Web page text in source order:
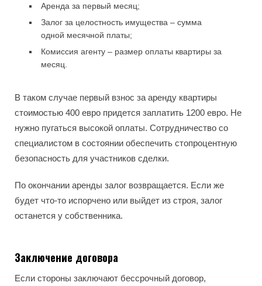
Аренда за первый месяц;
Залог за целостность имущества – сумма
одной месячной платы;
Комиссия агенту – размер оплаты квартиры за
месяц.
В таком случае первый взнос за аренду квартиры
стоимостью 400 евро придется заплатить 1200 евро. Не
нужно пугаться высокой оплаты. Сотрудничество со
специалистом в состоянии обеспечить стопроцентную
безопасность для участников сделки.
По окончании аренды залог возвращается. Если же
будет что-то испорчено или выйдет из строя, залог
останется у собственника.
Заключение договора
Если стороны заключают бессрочный договор,